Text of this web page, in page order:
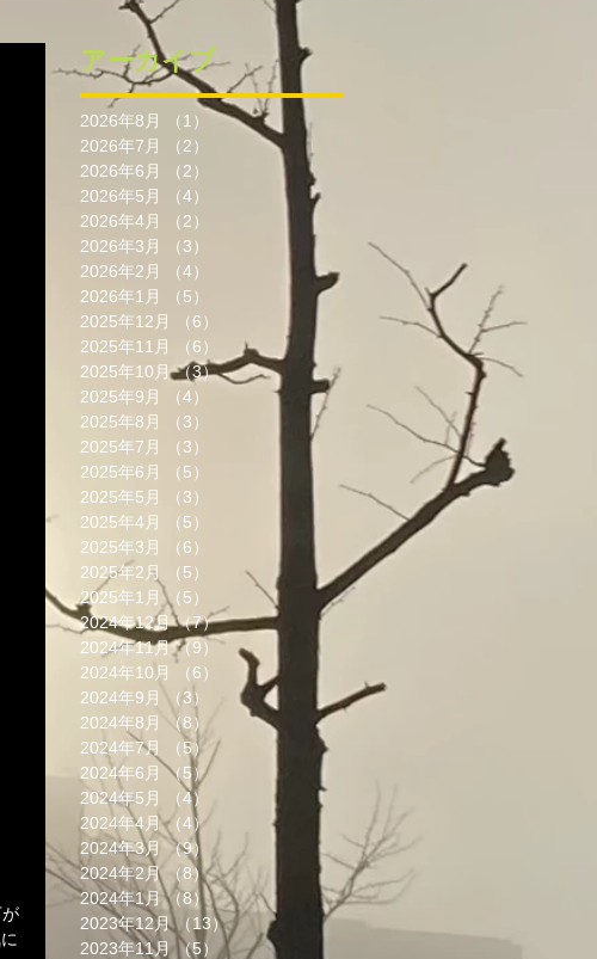
アーカイブ
2026年8月 （1）
1件の記事
2026年7月
（2）
2件の記事
2026年6月
（2）
2件の記事
2026年5月
（4）
4件の記事
2026年4月
（2）
2026年3月
（3）
2026年2月
（4）
2026年1月
（5）
2025年12月
（6）
2025年11月
（6）
6件の記事
2025年10月 （3）3件の記事
2025年9月
（4）
4件の記事
2025年8月
（3）
2025年7月
（3）
2025年6月
（5）
2025年5月
（3）
2025年4月
（5）
2025年3月
（6）
2025年2月
（5）
5件の記事
2025年1月 （5）
5件の記事
2024年12月 （7）7件の記事
2024年11月 （9） 9件の記事
2024年10月
（6）
6件の記事
2024年9月
（3）
3件の記事
2024年8月
（8）
8件の記事
2024年7月
（5） 5件の記事
2024年6月 （5）5件の記事
2024年5月
（4）
4件の記事
2024年4月 （4）
4件の記事
2024年3月 （9）
9件の記事
2024年2月
（8）8件の記事
2024年1月 （8）8件の記事
2023年12月 （13）13件の記事
2023年11月 （5） 5件の記事